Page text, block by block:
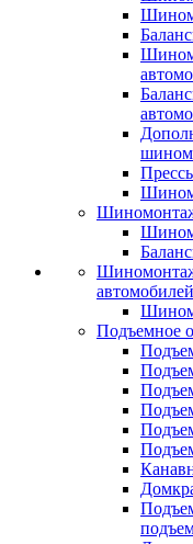
автомобилей
Подъемное